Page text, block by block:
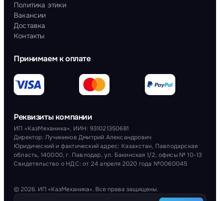
Политика этики
Вакансии
Доставка
Контакты
Принимаем к оплате
Реквизиты компании
ИП «КазМеханика», ИИН: 931021350681
Директор: Лучининов Дмитрий Александрович
Юридический и фактический адрес: Казахстан, Павлодарская
область, 140000, г. Павлодар, ул. Бакинская 1/2, офисы № 10-13
Свидетельство о НДС: от 24 апреля 2020 года №0060045
© 2026. ИП «КазМеханика». Все права защищены.